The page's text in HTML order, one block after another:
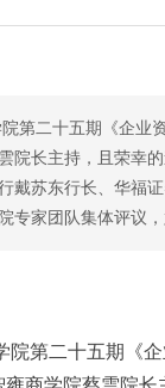
第二十五期《企业
院长主持，且荣幸
戴苏东行长、华福
专家团队集体评议
院第二十五期《